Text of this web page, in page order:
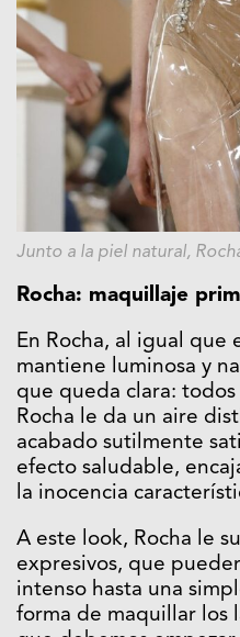
Junto a la piel natural,
Rocha: maquillaje
En Rocha, al igual que
mantiene luminosa y
que queda clara:
Rocha le da un aire
acabado sutilmente
efecto saludable,
la inocencia
A este look, Rocha le
expresivos, que
intenso hasta una
forma de maquillar los